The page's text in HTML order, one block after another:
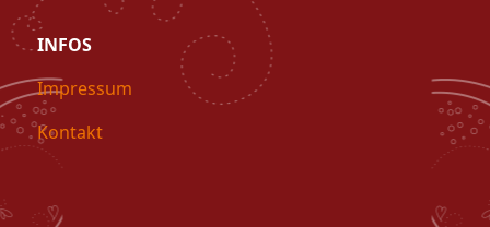
INFOS
Impressum
Kontakt